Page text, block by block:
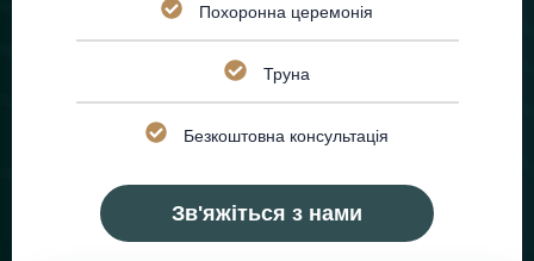
Похоронна церемонія
Труна
Безкоштовна консультація
Зв'яжіться з нами